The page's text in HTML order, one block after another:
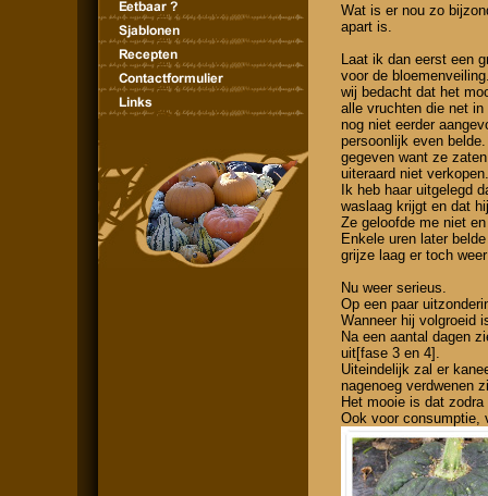
Wat is er nou zo
apart is.
Laat ik dan eerst een
voor de
wij bedacht dat het
alle vruchten die net
nog niet eerder
persoonlijk even
gegeven want ze
uiteraard niet verkopen.
Ik heb haar uitgelegd
waslaag krijgt en dat
Ze geloofde me niet
Enkele uren later
grijze laag er toch
Nu weer serieus.
Op een paar
Wanneer hij volgroeid
Na een aantal dagen
uit[fase 3 en 4].
Uiteindelijk zal er
nagenoeg verdwenen
Het mooie is dat
Ook voor consumptie,